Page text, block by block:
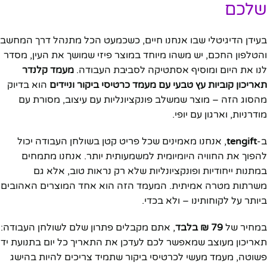
שלכם
בעידן הדיגיטלי שבו אנחנו חיים, כשכמעט הכל מתנהל דרך המחשב
והטלפון החכם, יש משהו מיוחד במוצר פיזי שמושך את העין, מסדר
לנו את היום ומוסיף אסתטיקה לסביבת העבודה. מעמד קלנדר
תאריכון קוביות עץ טבעי עם מעמד כרטיסי ביקור וניידים הוא בדיוק
מהסוג הזה – מוצר שמשלב פונקציונליות עם עיצוב, מסורת עם
מודרניות, וארגון עם יופי.
ב-tengift, אנחנו מאמינים שכל פריט קטן בשולחן העבודה יכול
להפוך את החוויה היומיומית למשמעותית יותר. אנחנו מתמחים
במתנות ייחודיות ופונקציונליות שלא רק נראות טוב, אלא גם
משרתות מטרה אמיתית. המעמד הזה הוא אחד המוצרים האהובים
ביותר על לקוחותינו – ולא בכדי.
במחיר של 79 ₪ בלבד
, אתם מקבלים פתרון שלם לשולחן העבודה:
תאריכון מעוצב שמאפשר לכם לעדכן את התאריך כל יום בתנועת יד
פשוטה, מעמד מעשי לכרטיסי ביקור שתמיד צריכים להיות בהישג